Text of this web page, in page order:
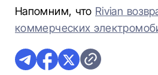
Напомним, что Rivian
коммерческих